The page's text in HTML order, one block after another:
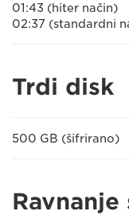
01:43 (hiter način)
02:37 (standardni
Trdi disk
500 GB (šifrirano)